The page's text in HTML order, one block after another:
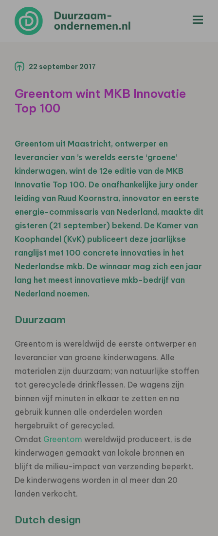
22 september 2017
Greentom wint MKB Innovatie
Top 100
Greentom uit Maastricht, ontwerper en
leverancier van ’s werelds eerste ‘groene’
kinderwagen, wint de 12e editie van de MKB
Innovatie Top 100. De onafhankelijke jury onder
leiding van Ruud Koornstra, innovator en eerste
energie-commissaris van Nederland, maakte dit
gisteren (21 september) bekend. De Kamer van
Koophandel (KvK) publiceert deze jaarlijkse
ranglijst met 100 concrete innovaties in het
Nederlandse mkb. De winnaar mag zich een jaar
lang het meest innovatieve mkb-bedrijf van
Nederland noemen.
Duurzaam
Greentom is wereldwijd de eerste ontwerper en
leverancier van groene kinderwagens. Alle
materialen zijn duurzaam; van natuurlijke stoffen
tot gerecyclede drinkflessen. De wagens zijn
binnen vijf minuten in elkaar te zetten en na
gebruik kunnen alle onderdelen worden
hergebruikt of gerecycled.
Omdat Greentom wereldwijd produceert, is de
kinderwagen gemaakt van lokale bronnen en
blijft de milieu-impact van verzending beperkt.
De kinderwagens worden in al meer dan 20
landen verkocht.
Dutch design